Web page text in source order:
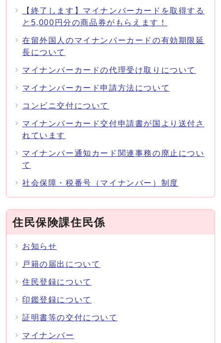
【終了します】マイナンバーカードを取得する
と5,000円分の商品券がもらえます！
在留外国人のマイナンバーカードの有効期限延
長について
マイナンバーカードの代理受け取りについて
マイナンバーカード申請方法について
コンビニ交付について
マイナンバーカード交付申請書が国より送付さ
れています
マイナンバー通知カード関連事務の廃止につい
て
社会保障・税番号（マイナンバー）制度
住民保険課住民係
お知らせ
戸籍の届出について
住民登録について
印鑑登録について
証明書等の交付について
マイナンバー